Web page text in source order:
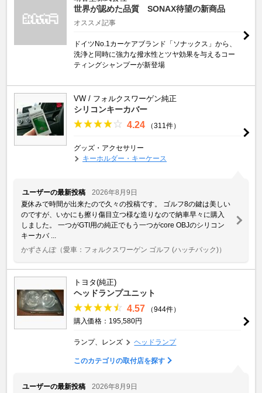
世界が認めた品質 SONAX待望の新商品
オススメ記事
ドイツNo.1カーケアブランド「ソナックス」から、
洗浄と同時に強力な撥水性とツヤ効果を与えるコー
ティングシャンプーが新登場
VW / フォルクスワーゲン純正
シリコンキーカバー
4.24 （311件）
グッズ・アクセサリー
キーホルダー・キーケース
ユーザーの最新投稿
2026年8月9日
夏休みで時間が出来たので久々の投稿です。 ゴルフ8の鍵は美しい
のですが、いかにも擦り傷目立つ様な造りなので納車早々に購入
しました。 一つがGTI用の純正でもう一つがcore OBJのシリコン
キーカバ ...
かずさんぽ（愛車：フォルクスワーゲン ゴルフ (ハッチバック)）
トヨタ(純正)
ヘッドランプユニット
4.57
（944件）
購入価格：195,580円
ランプ、レンズ ヘッドランプ
このカテゴリの取付店を探す
ユーザーの最新投稿
2026年8月9日